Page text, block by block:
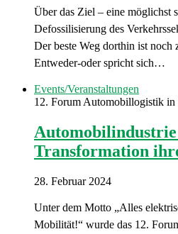
Über das Ziel – eine möglichst
Defossilisierung des
Der beste Weg dorthin ist noch
Entweder-oder spricht sich…
Events/Veranstaltungen
12. Forum Automobillogistik in
Transformation
28. Februar 2024
Unter dem Motto „Alles
Mobilität!“ wurde das 12.